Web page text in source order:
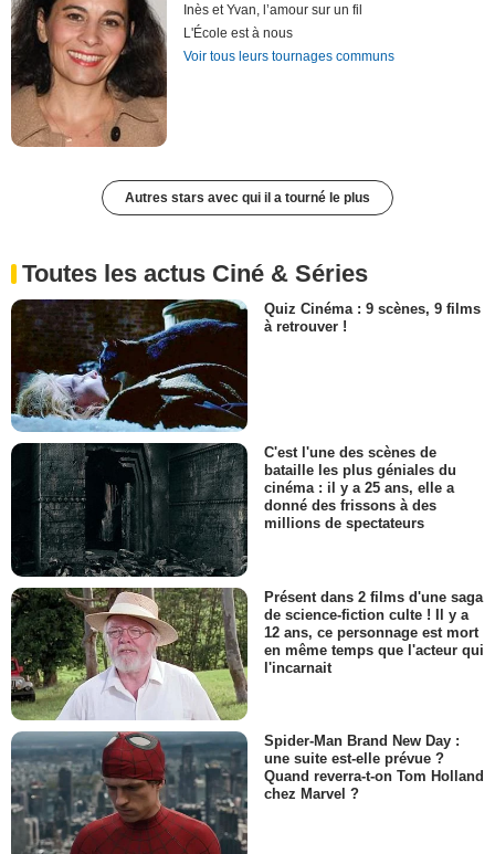
Inès et Yvan, l’amour sur un fil
L'École est à nous
Voir tous leurs tournages communs
Autres stars avec qui il a tourné le plus
Toutes les actus Ciné & Séries
Quiz Cinéma : 9 scènes, 9 films
à retrouver !
C'est l'une des scènes de
bataille les plus géniales du
cinéma : il y a 25 ans, elle a
donné des frissons à des
millions de spectateurs
Présent dans 2 films d'une saga
de science-fiction culte ! Il y a
12 ans, ce personnage est mort
en même temps que l'acteur qui
l'incarnait
Spider-Man Brand New Day :
une suite est-elle prévue ?
Quand reverra-t-on Tom Holland
chez Marvel ?